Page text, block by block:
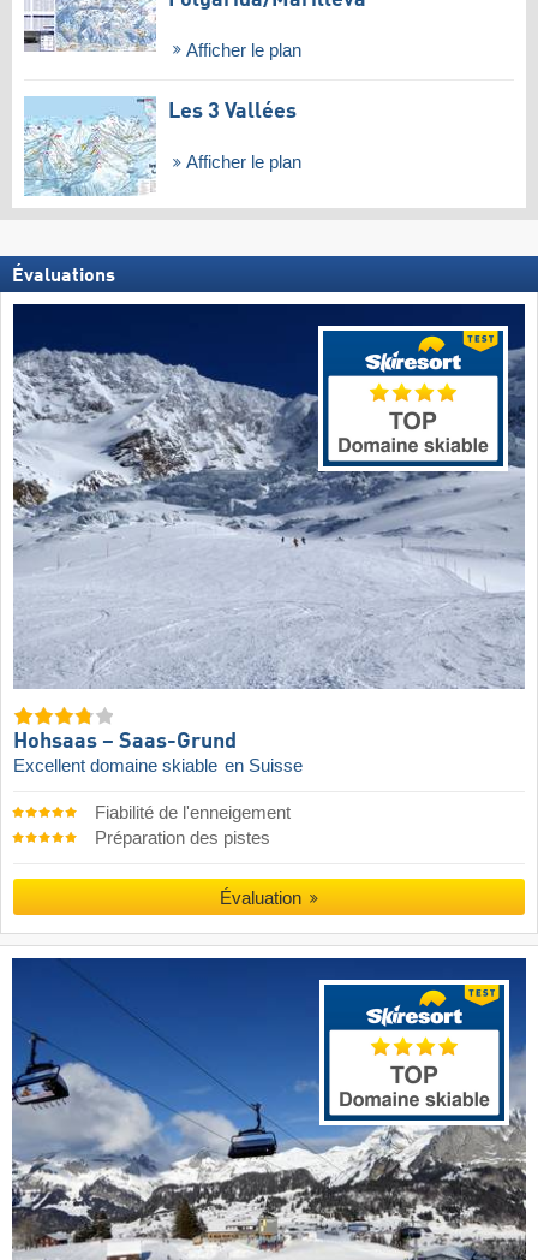
Afficher le plan
Les 3 Vallées
Afficher le plan
Évaluations
Hohsaas – Saas-Grund
Excellent domaine skiable en Suisse
Fiabilité de l'enneigement
Préparation des pistes
Évaluation